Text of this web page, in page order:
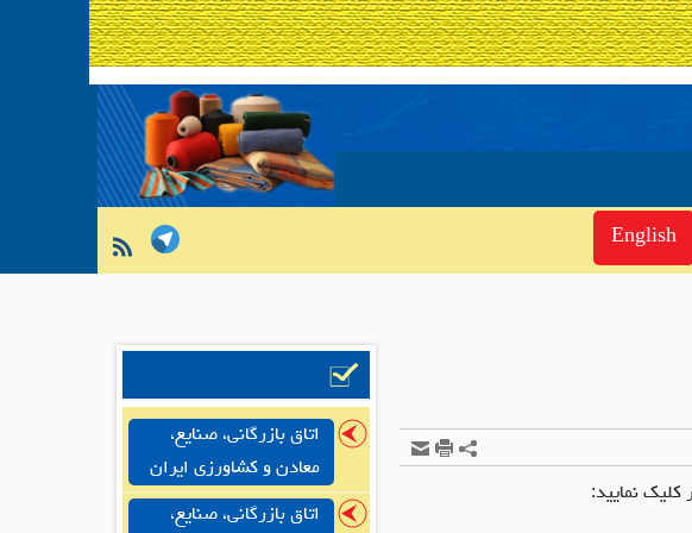
English
نمایید:
اتاق بازرگانی، صنایع،
معادن و کشاورزی ایران
اتاق بازرگانی، صنایع،